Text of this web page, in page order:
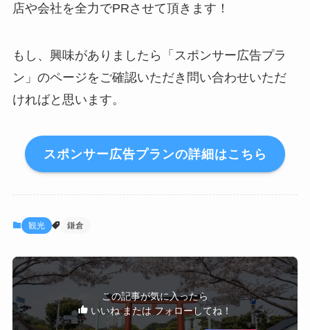
店や会社を全力でPRさせて頂きます！
もし、興味がありましたら「スポンサー広告プラ
ン」のページをご確認いただき問い合わせいただ
ければと思います。
スポンサー広告プランの詳細はこちら
観光 鎌倉
この記事が気に入ったら
いいね または フォローしてね！